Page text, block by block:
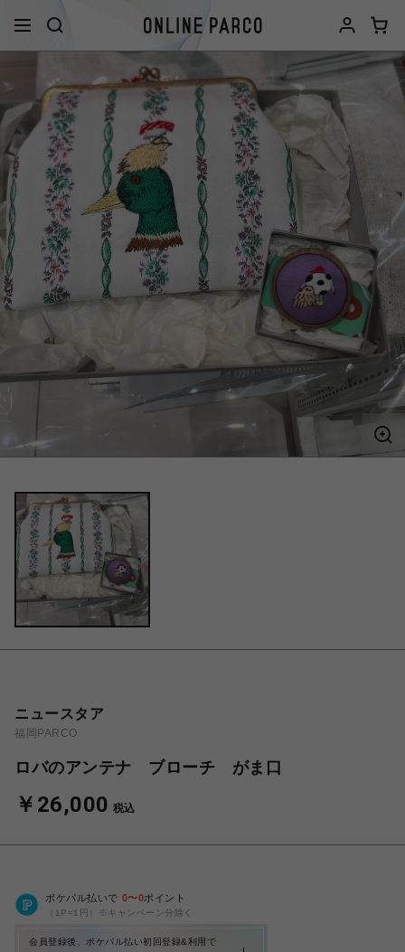
ニュースタア
福岡PARCO
ロバのアンテナ ブローチ がま口
￥26,000 税込
ポケパル払いで 0〜0ポイント
（1P=1円）※キャンペーン分除く
会員登録後、ポケパル払い初回登録&利用で